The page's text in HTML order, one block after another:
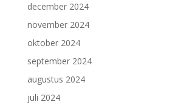
december 2024
november 2024
oktober 2024
september 2024
augustus 2024
juli 2024